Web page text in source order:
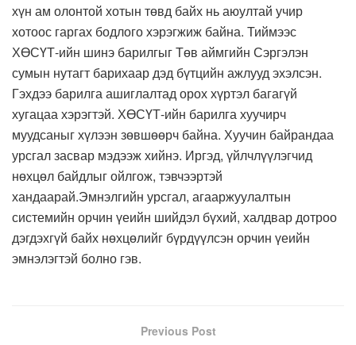
хүн ам олонтой хотын төвд байх нь аюултай учир
хотоос гаргах бодлого хэрэгжиж байна. Тиймээс
ХӨСҮТ-ийн шинэ барилгыг Төв аймгийн Сэргэлэн
сумын нутагт барихаар дэд бүтцийн ажлууд эхэлсэн.
Гэхдээ барилга ашиглалтад орох хүртэл багагүй
хугацаа хэрэгтэй. ХӨСҮТ-ийн барилга хуучирч
муудсаныг хүлээн зөвшөөрч байна. Хуучин байрандаа
урсгал засвар мэдээж хийнэ. Иргэд, үйлчлүүлэгчид
нөхцөл байдлыг ойлгож, тэвчээртэй
хандаарай.Эмнэлгийн урсгал, агааржуулалтын
системийн орчин үеийн шийдэл бүхий, халдвар дотроо
дэгдэхгүй байх нөхцөлийг бүрдүүлсэн орчин үеийн
эмнэлэгтэй болно гэв.
Previous Post